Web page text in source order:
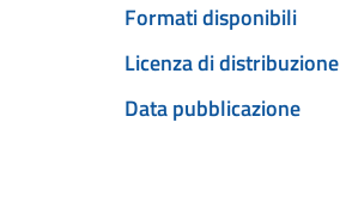
Formati disponibili
Licenza di distribuzione
Data pubblicazione